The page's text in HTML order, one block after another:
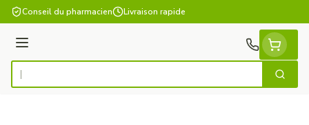
Aller au contenu
Conseil du pharmacien Livraison rapide
Menu
Rechercher